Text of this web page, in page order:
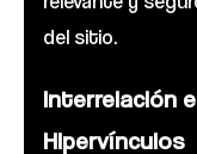
del sitio.
Interrelación
Hipervínculos